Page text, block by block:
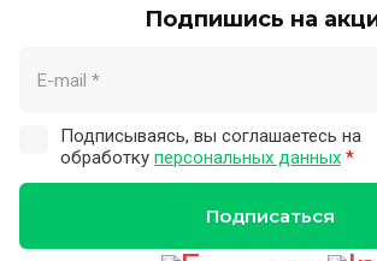
Подпишись на
Подписываясь, вы соглашаетесь на
обработку персональных данных *
Подписаться